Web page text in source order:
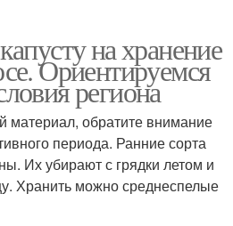
на хранение
Ориентируемся
региона
материал, обратите внимание
периода. Ранние сорта
Их убирают с грядки летом и
Хранить можно среднеспелые